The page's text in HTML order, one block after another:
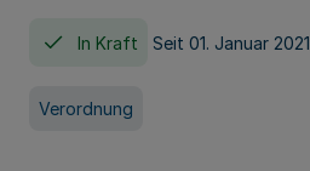
In Kraft Seit 01. Januar 2021
Verordnung